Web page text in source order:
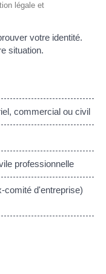
légale et
votre identité.
situation.
commercial ou civil
professionnelle
comité d'entreprise)